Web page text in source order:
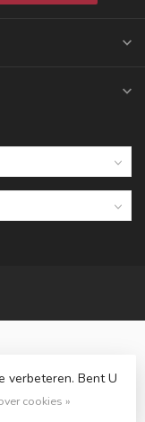
verbeteren. Bent U
cookies »